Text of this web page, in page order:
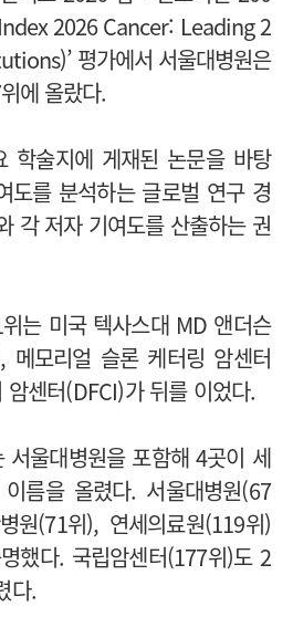
2026 Cancer: Leading 2
평가에서 서울대병원은
에 올랐다.
학술지에 게재된 논문을 바탕
도를 분석하는 글로벌 연구 경
각 저자 기여도를 산출하는 권
는 미국 텍사스대 MD 앤더슨
메모리얼 슬론 케터링 암센터
센터(DFCI)가 뒤를 이었다.
서울대병원을 포함해 4곳이 세
름을 올렸다. 서울대병원(67
원(71위), 연세의료원(119위)
했다. 국립암센터(177위)도 2
다.